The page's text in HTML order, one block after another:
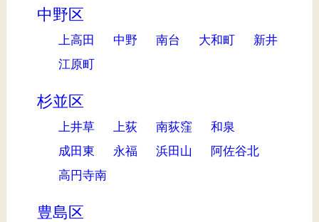
中野区
上高田 中野 南台 大和町
新井
江原町
杉並区
上井草 上荻 南荻窪
和泉
成田東
永福 浜田山
阿佐谷北
高円寺南
豊島区